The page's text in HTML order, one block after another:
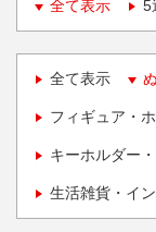
全て表示
5
全て表示
フィギュア・
キーホルダー
生活雑貨・イ